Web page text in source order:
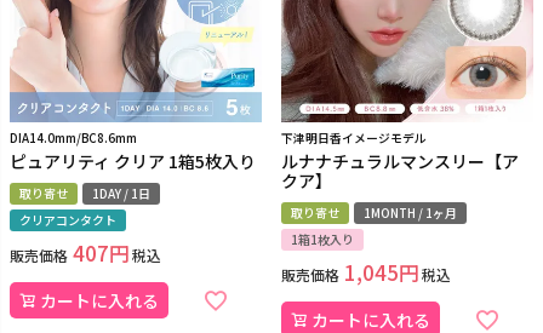
DIA14.0mm/BC8.6mm
ピュアリティ クリア 1箱5枚入り
取り寄せ
1DAY / 1日
クリアコンタクト
販売価格 407 税込
カートに入れる
下津明日香イメージモデル
ルナナチュラルマンスリー【ア
クア】
取り寄せ
1MONTH / 1ヶ月
1箱1枚入り
販売価格 1,045 税込
カートに入れる